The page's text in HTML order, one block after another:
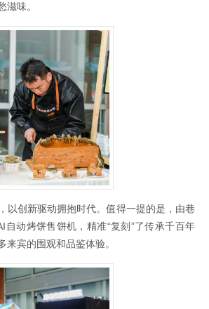
滋味。
以创新驱动拥抱时代。值得一提的是，由巷
自动烤饼售饼机，精准“复刻”了传承千百年
来宾的围观和品鉴体验。